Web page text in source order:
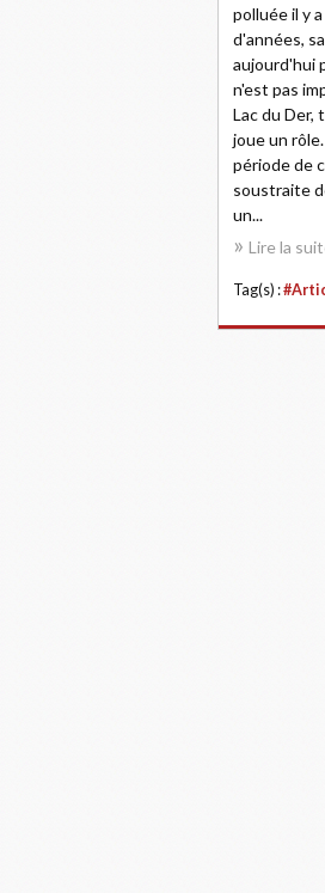
polluée il y
d'années,
aujourd'hui
n'est pas
Lac du Der,
joue un
période de
soustraite
un...
Lire la
Tag(s) :